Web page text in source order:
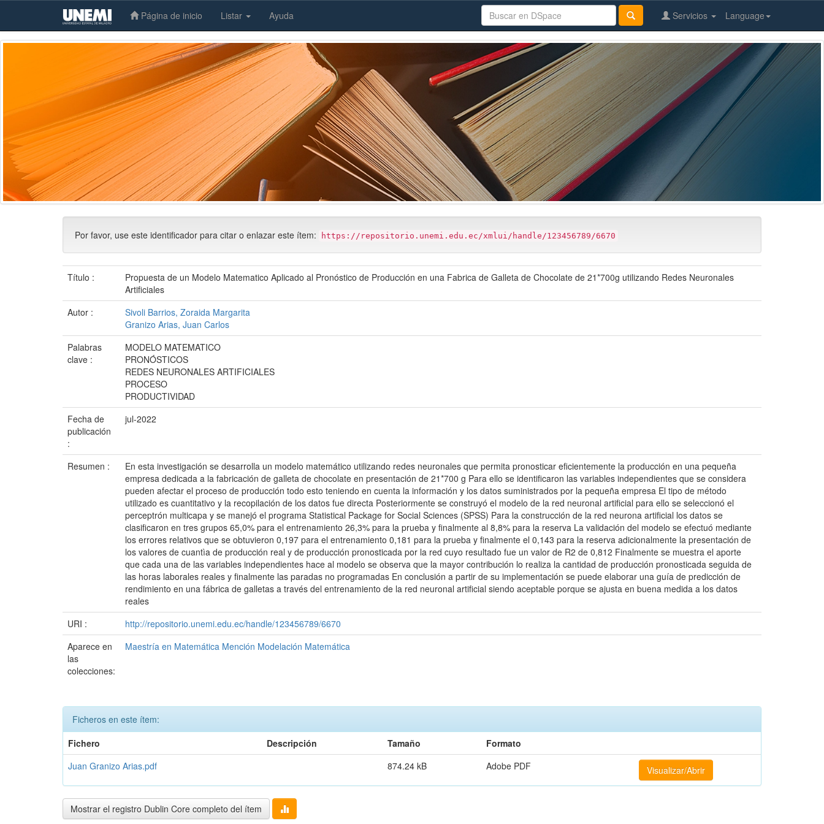
Skip
Página de inicio Listar Ayuda Language
Servicios
Por favor, use este identificador para citar o enlazar este ítem: https://repositorio.unemi.edu.ec/xmlui/handle/123456789/6670
Título :
Propuesta de un Modelo Matematico Aplicado al Pronóstico de Producción en una Fabrica de Galleta de Chocolate de 21*700g utilizando Redes Neuronales
Artificiales
Autor :
Sivoli Barrios, Zoraida Margarita
Granizo Arias, Juan Carlos
Palabras
clave :
MODELO MATEMATICO
PRONÓSTICOS
REDES NEURONALES ARTIFICIALES
PROCESO
PRODUCTIVIDAD
Fecha de
publicación
:
jul-2022
Resumen :
En esta investigación se desarrolla un modelo matemático utilizando redes neuronales que permita pronosticar eficientemente la producción en una pequeña
empresa dedicada a la fabricación de galleta de chocolate en presentación de 21*700 g Para ello se identificaron las variables independientes que se considera
pueden afectar el proceso de producción todo esto teniendo en cuenta la información y los datos suministrados por la pequeña empresa El tipo de método
utilizado es cuantitativo y la recopilación de los datos fue directa Posteriormente se construyó el modelo de la red neuronal artificial para ello se seleccionó el
perceptrón multicapa y se manejó el programa Statistical Package for Social Sciences (SPSS) Para la construcción de la red neurona artificial los datos se
clasificaron en tres grupos 65,0% para el entrenamiento 26,3% para la prueba y finalmente al 8,8% para la reserva La validación del modelo se efectuó mediante
los errores relativos que se obtuvieron 0,197 para el entrenamiento 0,181 para la prueba y finalmente el 0,143 para la reserva adicionalmente la presentación de
los valores de cuantìa de producción real y de producción pronosticada por la red cuyo resultado fue un valor de R2 de 0,812 Finalmente se muestra el aporte
que cada una de las variables independientes hace al modelo se observa que la mayor contribución lo realiza la cantidad de producción pronosticada seguida de
las horas laborales reales y finalmente las paradas no programadas En conclusión a partir de su implementación se puede elaborar una guía de predicción de
rendimiento en una fábrica de galletas a través del entrenamiento de la red neuronal artificial siendo aceptable porque se ajusta en buena medida a los datos
reales
URI :
http://repositorio.unemi.edu.ec/handle/123456789/6670
Aparece en
las
colecciones:
Maestría en Matemática Mención Modelación Matemática
Ficheros en este ítem:
Fichero
Descripción Tamaño
Formato
Juan Granizo Arias.pdf
874.24 kB Adobe PDF Visualizar/Abrir
Mostrar el registro Dublin Core completo del ítem